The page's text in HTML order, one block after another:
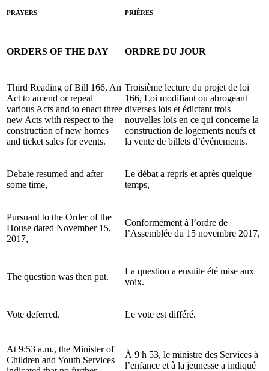
PRAYERS PRIÈRES
ORDERS OF THE DAY ORDRE DU JOUR
Third Reading of Bill 166, An
Act to amend or repeal
various Acts and to enact three
new Acts with respect to the
construction of new homes
and ticket sales for events.
Troisième lecture du projet de loi
166, Loi modifiant ou abrogeant
diverses lois et édictant trois
nouvelles lois en ce qui concerne la
construction de logements neufs et
la vente de billets d’événements.
Debate resumed and after
some time,
Le débat a repris et après quelque
temps,
Pursuant to the Order of the
House dated November 15,
2017,
Conformément à l’ordre de
l’Assemblée du 15 novembre 2017,
The question was then put.
La question a ensuite été mise aux
voix.
Vote deferred. Le vote est différé.
At 9:53 a.m., the Minister of
Children and Youth Services
À 9 h 53, le ministre des Services à
l’enfance et à la jeunesse a indiqué